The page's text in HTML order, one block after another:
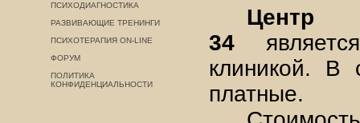
ПСИХОДИАГНОСТИКА
РАЗВИВАЮЩИЕ ТРЕНИНГИ
ПСИХОТЕРАПИЯ ON-LINE
ФОРУМ
ПОЛИТИКА
КОНФИДЕНЦИАЛЬНОСТИ
Центр
34
клиникой.
платные.